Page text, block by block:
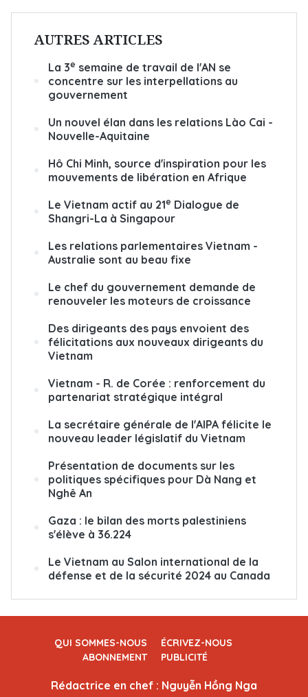
AUTRES ARTICLES
La 3e semaine de travail de l'AN se
concentre sur les interpellations au
gouvernement
Un nouvel élan dans les relations Lào Cai -
Nouvelle-Aquitaine
Hô Chi Minh, source d'inspiration pour les
mouvements de libération en Afrique
Le Vietnam actif au 21e Dialogue de
Shangri-La à Singapour
Les relations parlementaires Vietnam -
Australie sont au beau fixe
Le chef du gouvernement demande de
renouveler les moteurs de croissance
Des dirigeants des pays envoient des
félicitations aux nouveaux dirigeants du
Vietnam
Vietnam - R. de Corée : renforcement du
partenariat stratégique intégral
La secrétaire générale de l'AIPA félicite le
nouveau leader législatif du Vietnam
Présentation de documents sur les
politiques spécifiques pour Dà Nang et
Nghê An
Gaza : le bilan des morts palestiniens
s'élève à 36.224
Le Vietnam au Salon international de la
défense et de la sécurité 2024 au Canada
QUI SOMMES-NOUS
ÉCRIVEZ-NOUS
ABONNEMENT
PUBLICITÉ
Rédactrice en chef : Nguyễn Hồng Nga